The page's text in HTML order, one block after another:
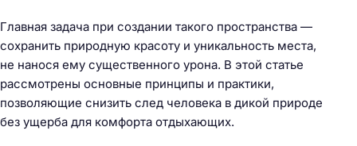
Главная задача при создании такого пространства —
сохранить природную красоту и уникальность места,
не нанося ему существенного урона. В этой статье
рассмотрены основные принципы и практики,
позволяющие снизить след человека в дикой природе
без ущерба для комфорта отдыхающих.